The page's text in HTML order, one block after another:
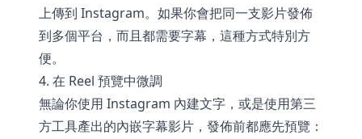
上傳到 Instagram。如果你會把同一支影片發佈
到多個平台，而且都需要字幕，這種方式特別方
便。
4. 在 Reel 預覽中微調
無論你使用 Instagram 內建文字，或是使用第三
方工具產出的內嵌字幕影片，發佈前都應先預覽：